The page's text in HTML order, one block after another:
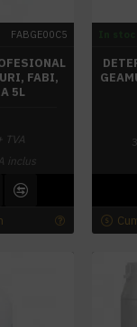
FABGE00C5
FABI,
5L
+ TVA
inclus